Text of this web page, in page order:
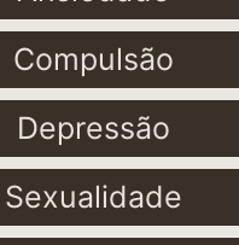
Compulsão
Depressão
Sexualidade